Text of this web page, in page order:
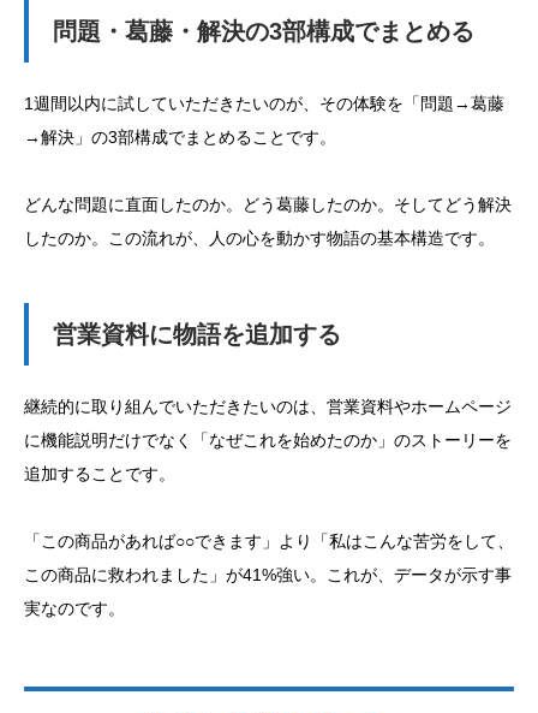
問題・葛藤・解決の3部構成でまとめる
1週間以内に試していただきたいのが、その体験を「問題→葛藤
→解決」の3部構成でまとめることです。
どんな問題に直面したのか。どう葛藤したのか。そしてどう解決
したのか。この流れが、人の心を動かす物語の基本構造です。
営業資料に物語を追加する
継続的に取り組んでいただきたいのは、営業資料やホームページ
に機能説明だけでなく「なぜこれを始めたのか」のストーリーを
追加することです。
「この商品があれば○○できます」より「私はこんな苦労をして、
この商品に救われました」が41%強い。これが、データが示す事
実なのです。